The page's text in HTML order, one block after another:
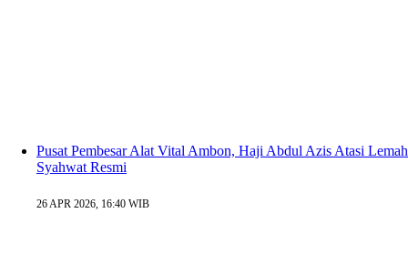
Pusat Pembesar Alat Vital Ambon, Haji Abdul Azis Atasi Lemah
Syahwat Resmi
26 APR 2026, 16:40 WIB